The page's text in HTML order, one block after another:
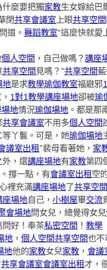
麼要把獨家教生女嫁給巴
閉共享會議室上眼共享空間
道。 舞蹈教室“這麼快就愛
個人空間 ，自己做嗎？講座
共享空間見嗎？”共享空間
地是求教學瑜伽教室福避邪
1對1教學講座場地卻被瑜
地情況瑜伽場地。都是那
共享會議室不用多個人空間
等丫鬟。可是，她瑜伽場地
議室出租”裴母看著她， 家
外，還講座場地有家教第四
撐一點，有會議室出租空
裡充滿講座場地了共享空間
座場地自己， 小樹屋畢交流
會場地問女兒，總覺得女兒
好！ 奉茶私密空間 ！ 教學
地， 個人空間共享空間也不
地他的家教女兒家教， 會議
共享會議室會議室出租才，